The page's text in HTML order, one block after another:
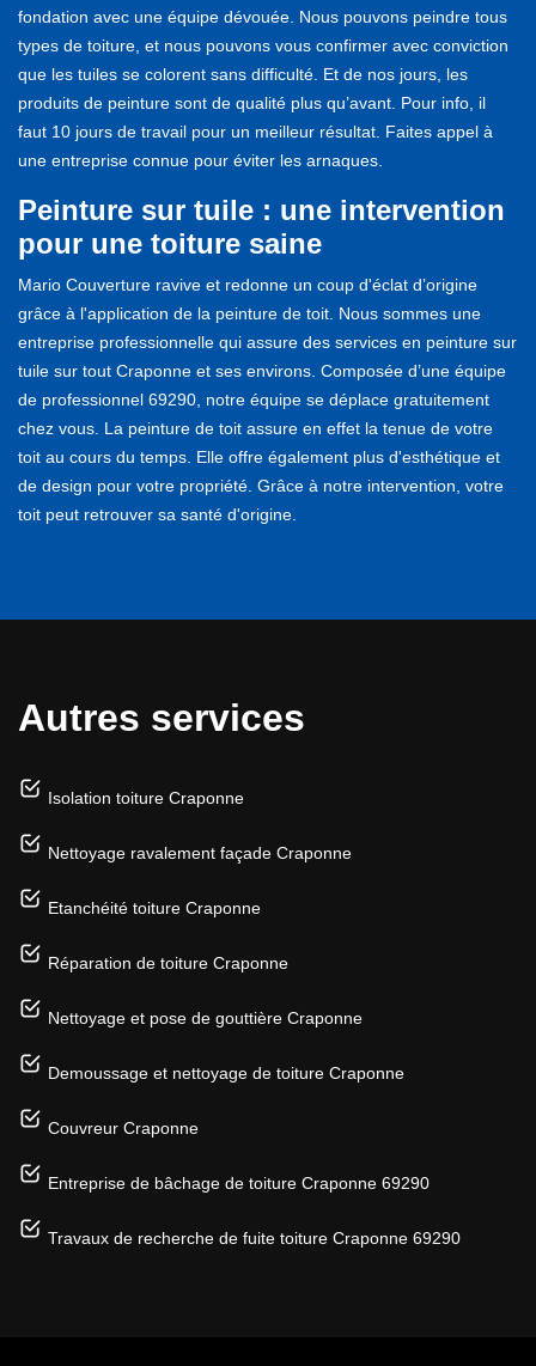
fondation avec une équipe dévouée. Nous pouvons peindre tous
types de toiture, et nous pouvons vous confirmer avec conviction
que les tuiles se colorent sans difficulté. Et de nos jours, les
produits de peinture sont de qualité plus qu’avant. Pour info, il
faut 10 jours de travail pour un meilleur résultat. Faites appel à
une entreprise connue pour éviter les arnaques.
Peinture sur tuile : une intervention
pour une toiture saine
Mario Couverture ravive et redonne un coup d'éclat d’origine
grâce à l'application de la peinture de toit. Nous sommes une
entreprise professionnelle qui assure des services en peinture sur
tuile sur tout Craponne et ses environs. Composée d’une équipe
de professionnel 69290, notre équipe se déplace gratuitement
chez vous. La peinture de toit assure en effet la tenue de votre
toit au cours du temps. Elle offre également plus d'esthétique et
de design pour votre propriété. Grâce à notre intervention, votre
toit peut retrouver sa santé d'origine.
Autres services
Isolation toiture Craponne
Nettoyage ravalement façade Craponne
Etanchéité toiture Craponne
Réparation de toiture Craponne
Nettoyage et pose de gouttière Craponne
Demoussage et nettoyage de toiture Craponne
Couvreur Craponne
Entreprise de bâchage de toiture Craponne 69290
Travaux de recherche de fuite toiture Craponne 69290